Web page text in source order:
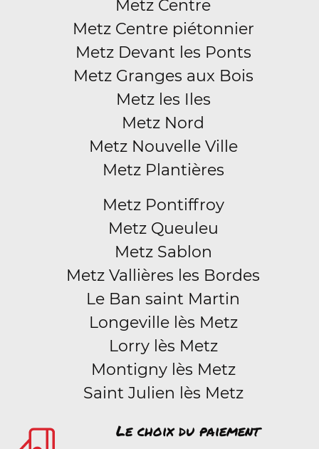
Metz Centre
Metz Centre piétonnier
Metz Devant les Ponts
Metz Granges aux Bois
Metz les Iles
Metz Nord
Metz Nouvelle Ville
Metz Plantières
Metz Pontiffroy
Metz Queuleu
Metz Sablon
Metz Vallières les Bordes
Le Ban saint Martin
Longeville lès Metz
Lorry lès Metz
Montigny lès Metz
Saint Julien lès Metz
Le choix du paiement